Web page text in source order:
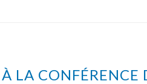
LA CONFÉRENCE